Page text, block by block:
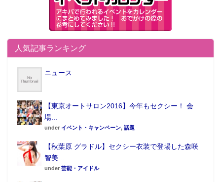
人気記事ランキング
ニュース
【東京オートサロン2016】今年もセクシー！ 会
場...
under イベント・キャンペーン, 話題
【秋葉原 グラドル】セクシー衣装で登場した森咲
智美...
under 芸能・アイドル